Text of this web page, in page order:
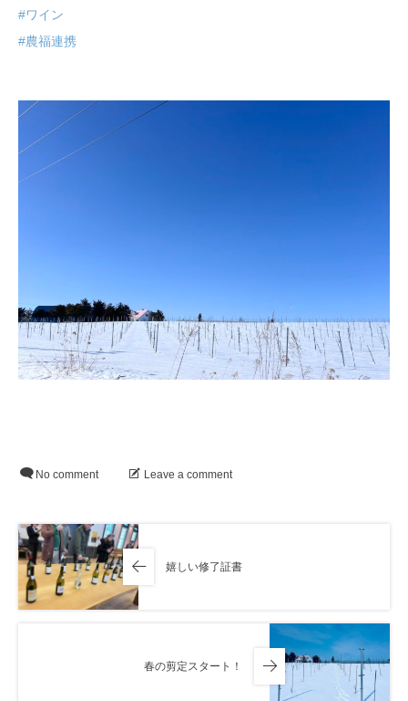
#ワイン
#農福連携
No comment Leave a comment
嬉しい修了証書
春の剪定スタート！